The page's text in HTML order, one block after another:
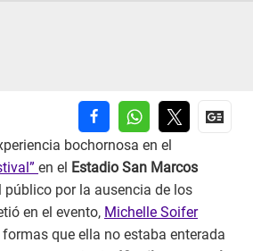
bochornosa en el
en el Estadio San Marcos
público por la ausencia de los
en el evento, Michelle Soifer
que ella no estaba enterada